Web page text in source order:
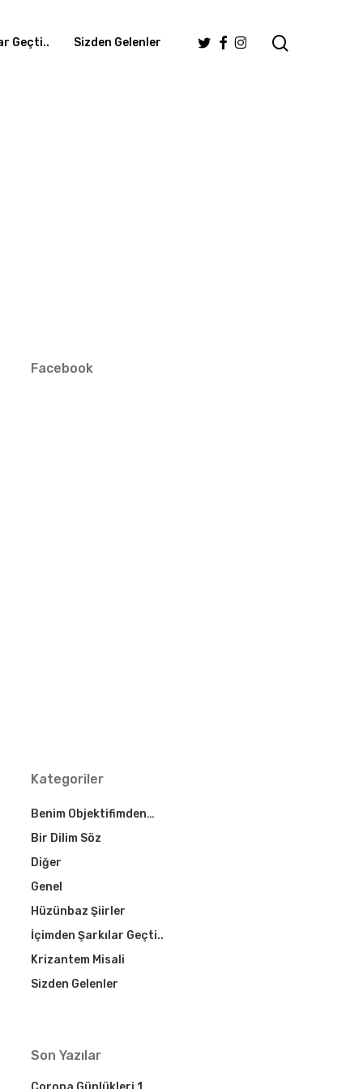
Geçti.. Sizden Gelenler TwitterFacebook
Instagram
Facebook
Kategoriler
Benim Objektifimden…
Bir Dilim Söz
Diğer
Genel
Hüzünbaz Şiirler
İçimden Şarkılar Geçti..
Krizantem Misali
Sizden Gelenler
Son Yazılar